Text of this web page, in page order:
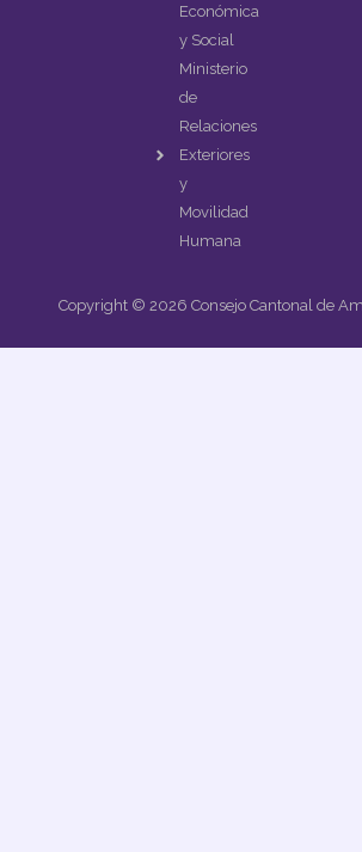
Económica
y Social
Ministerio
de
Relaciones
Exteriores
y
Movilidad
Humana
Copyright © 2026 Consejo Cantonal de